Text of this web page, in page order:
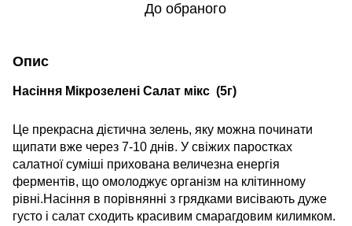
До обраного
Опис
Насіння Мікрозелені Салат мiкс (5г)
Це прекрасна дієтична зелень, яку можна починати
щипати вже через 7-10 днів. У свіжих паростках
салатної суміші прихована величезна енергія
ферментів, що омолоджує організм на клітинному
рівні.Насіння в порівнянні з грядками висівають дуже
густо і салат сходить красивим смарагдовим килимком.